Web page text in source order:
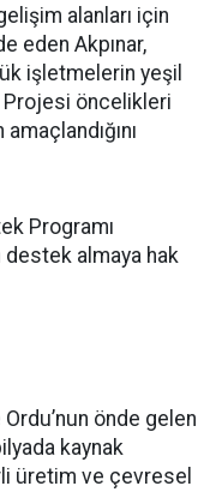
alanları için
eden Akpınar,
işletmelerin yeşil
öncelikleri
Programı
destek almaya hak
önde gelen
kaynak
üretim ve çevresel